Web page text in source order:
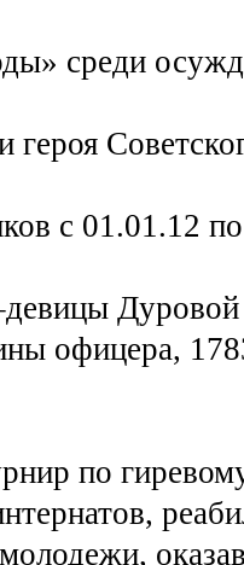
среди
героя
с 01.01.12
офицера,
по